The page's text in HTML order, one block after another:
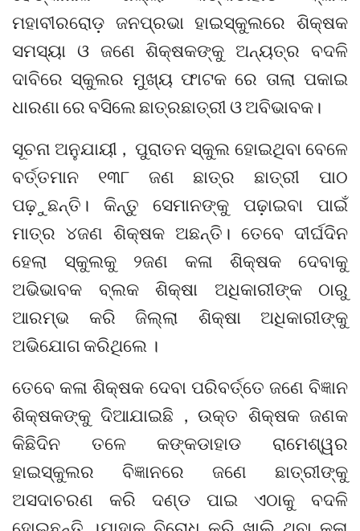
ମହାବୀରରୋଡ଼ ଜନପ୍ରଭା ହାଇସ୍କୁଲରେ ଶିକ୍ଷକ
ସମସ୍ୟା ଓ ଜଣେ ଶିକ୍ଷକଙ୍କୁ ଅନ୍ୟତ୍ର ବଦଳି
ଦାବିରେ ସ୍କୁଲର ମୁଖ୍ୟ ଫାଟକ ରେ ତାଲା ପକାଇ
ଧାରଣା ରେ ବସିଲେ ଛାତ୍ରଛାତ୍ରୀ ଓ ଅବିଭାବକ।
ସୂଚନା ଅନୁଯାୟୀ , ପୁରାତନ ସ୍କୁଲ ହୋଇଥିବା ବେଳେ
ବର୍ତ୍ତମାନ ୧୩୮ ଜଣ ଛାତ୍ର ଛାତ୍ରୀ ପାଠ
ପଢ଼ୁଛନ୍ତି। କିନ୍ତୁ ସେମାନଙ୍କୁ ପଢ଼ାଇବା ପାଇଁ
ମାତ୍ର ୪ଜଣ ଶିକ୍ଷକ ଅଛନ୍ତି। ତେବେ ଦୀର୍ଘଦିନ
ହେଲା ସ୍କୁଲକୁ ୨ଜଣ କଳା ଶିକ୍ଷକ ଦେବାକୁ
ଅଭିଭାବକ ବ୍ଲକ ଶିକ୍ଷା ଅଧିକାରୀଙ୍କ ଠାରୁ
ଆରମ୍ଭ କରି ଜିଲ୍ଲା ଶିକ୍ଷା ଅଧିକାରୀଙ୍କୁ
ଅଭିଯୋଗ କରିଥିଲେ ।
ତେବେ କଳା ଶିକ୍ଷକ ଦେବା ପରିବର୍ତ୍ତେ ଜଣେ ବିଜ୍ଞାନ
ଶିକ୍ଷକଙ୍କୁ ଦିଆଯାଇଛି , ଉକ୍ତ ଶିକ୍ଷକ ଜଣକ
କିଛିଦିନ ତଳେ କଙ୍କଡାହାଡ ରାମେଶ୍ୱର
ହାଇସ୍କୁଲର ବିଜ୍ଞାନରେ ଜଣେ ଛାତ୍ରୀଙ୍କୁ
ଅସଦାଚରଣ କରି ଦଣ୍ଡ ପାଇ ଏଠାକୁ ବଦଳି